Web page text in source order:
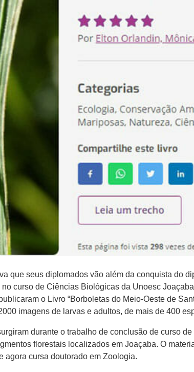
que seus diplomados vão além da conquista do
curso de Ciências Biológicas da Unoesc
o Livro “Borboletas do Meio-Oeste de
imagens de larvas e adultos, de mais de 400
durante o trabalho de conclusão de curso
florestais localizados em Joaçaba. O
agora cursa doutorado em Zoologia.